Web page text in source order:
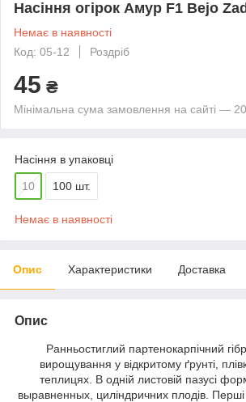
Насіння огірок Амур F1 Bejo
Немає в наявності
Код: 05-12
Роздріб
45 ₴
Мінімальна сума замовлення на сайті —
Насіння в упаковці
10 100 шт.
Немає в наявності
Опис Характеристики Доставка
Опис
Ранньостиглий партенокарпічний
вирощування у відкритому ґрунті,
теплицях. В одній листовій пазусі
выравненных, циліндричних плодів. Перші